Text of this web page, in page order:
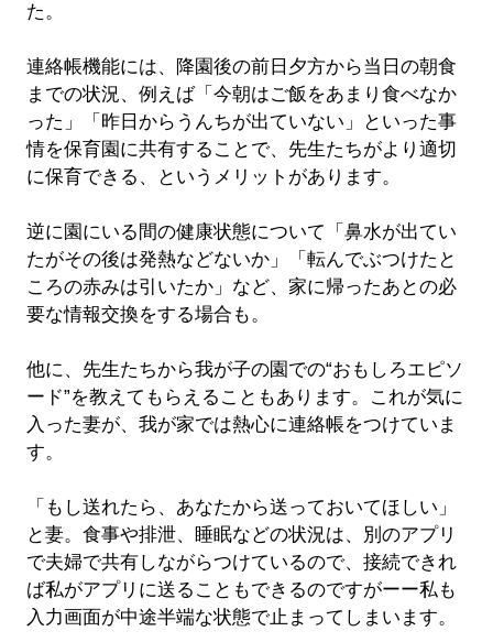
た。
連絡帳機能には、降園後の前日夕方から当日の朝食
までの状況、例えば「今朝はご飯をあまり食べなか
った」「昨日からうんちが出ていない」といった事
情を保育園に共有することで、先生たちがより適切
に保育できる、というメリットがあります。
逆に園にいる間の健康状態について「鼻水が出てい
たがその後は発熱などないか」「転んでぶつけたと
ころの赤みは引いたか」など、家に帰ったあとの必
要な情報交換をする場合も。
他に、先生たちから我が子の園での“おもしろエピソ
ード”を教えてもらえることもあります。これが気に
入った妻が、我が家では熱心に連絡帳をつけていま
す。
「もし送れたら、あなたから送っておいてほしい」
と妻。食事や排泄、睡眠などの状況は、別のアプリ
で夫婦で共有しながらつけているので、接続できれ
ば私がアプリに送ることもできるのですがーー私も
入力画面が中途半端な状態で止まってしまいます。